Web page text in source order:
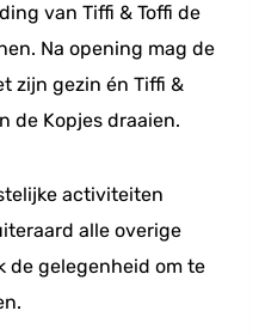
van Tiffi & Toffi de
Na opening mag de
zijn gezin én Tiffi &
de Kopjes draaien.
activiteiten
alle overige
de gelegenheid om te